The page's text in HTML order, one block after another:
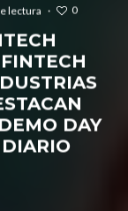
lectura · 0
DAY